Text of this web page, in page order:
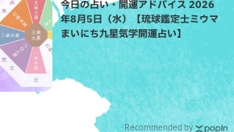
今日の占い・開運アドバイス 2026
年8月5日（水）【琉球鑑定士ミウマ
まいにち九星気学開運占い】
Recommended by